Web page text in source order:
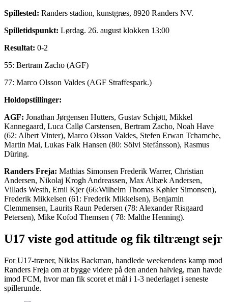
Spillested: Randers stadion, kunstgræs, 8920 Randers NV.
Spilletidspunkt: Lørdag. 26. august klokken 13:00
Resultat: 0-2
55: Bertram Zacho (AGF)
77: Marco Olsson Valdes (AGF Straffespark.)
Holdopstillinger:
AGF: Jonathan Jørgensen Hutters, Gustav Schjøtt, Mikkel
Kannegaard, Luca Callø Carstensen, Bertram Zacho, Noah Have
(62: Albert Vinter), Marco Olsson Valdes, Stefen Erwan Tchamche,
Martin Mai, Lukas Falk Hansen (80: Sölvi Stefánsson), Rasmus
Düring.
Randers Freja: Mathias Simonsen Frederik Warrer, Christian
Andersen, Nikolaj Krogh Andreassen, Max Albæk Andersen,
Villads Westh, Emil Kjer (66:Wilhelm Thomas Køhler Simonsen),
Frederik Mikkelsen (61: Frederik Mikkelsen), Benjamin
Clemmensen, Laurits Raun Pedersen (78: Alexander Risgaard
Petersen), Mike Kofod Themsen ( 78: Malthe Henning).
U17 viste god attitude og fik tiltrængt sejr
For U17-træner, Niklas Backman, handlede weekendens kamp mod
Randers Freja om at bygge videre på den anden halvleg, man havde
imod FCM, hvor man fik scoret et mål i 1-3 nederlaget i seneste
spillerunde.